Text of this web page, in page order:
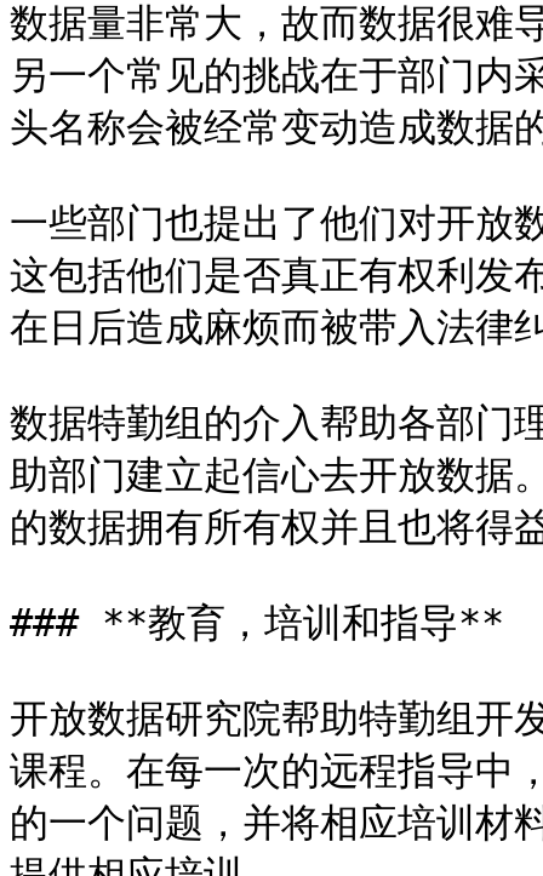
数据量非常大，故而数据很难
另一个常见的挑战在于部门内
头名称会被经常变动造成数据
一些部门也提出了他们对开放
这包括他们是否真正有权利发
在日后造成麻烦而被带入法律
数据特勤组的介入帮助各部门
助部门建立起信心去开放数据
的数据拥有所有权并且也将得
### **教育，培训和指导**
开放数据研究院帮助特勤组开
课程。在每一次的远程指导中
的一个问题，并将相应培训材